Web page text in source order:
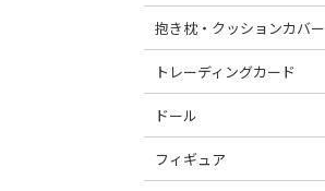
抱き枕・クッションカバー
トレーディングカード
ドール
フィギュア